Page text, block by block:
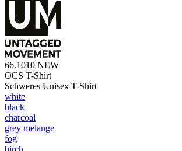
66.1010 NEW
OCS T-Shirt
Schweres Unisex T-Shirt
white
black
charcoal
grey melange
fog
birch